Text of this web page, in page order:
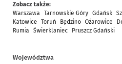
Zobacz także:
Warszawa
Tarnowskie Góry Gdańsk
Katowice
Toruń Będzino Ożarowice
Rumia
Świerklaniec Pruszcz Gdański
Województwa